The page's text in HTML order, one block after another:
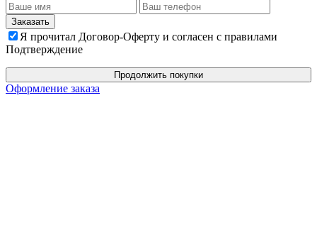
Я прочитал Договор-Оферту и согласен с правилами
Подтверждение
Продолжить покупки
Оформление заказа